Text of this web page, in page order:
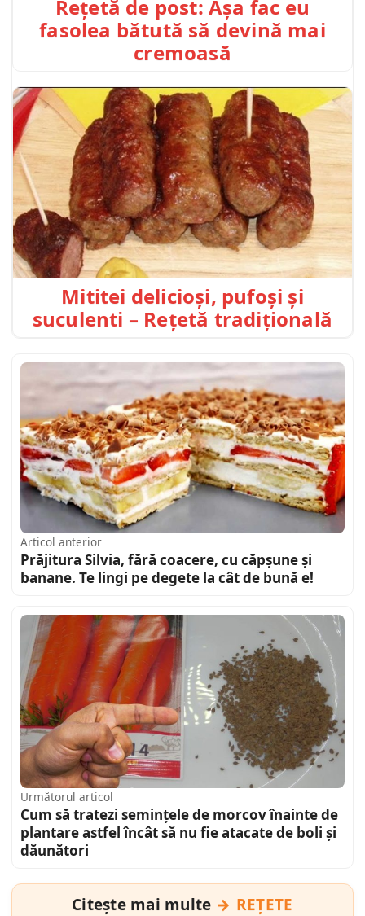
Rețetă de post: Așa fac eu
fasolea bătută să devină mai
cremoasă
Mititei delicioși, pufoși și
suculenti – Rețetă tradițională
Articol anterior
Prăjitura Silvia, fără coacere, cu căpșune și
banane. Te lingi pe degete la cât de bună e!
Următorul articol
Cum să tratezi semințele de morcov înainte de
plantare astfel încât să nu fie atacate de boli și
dăunători
Citește mai multe REȚETE